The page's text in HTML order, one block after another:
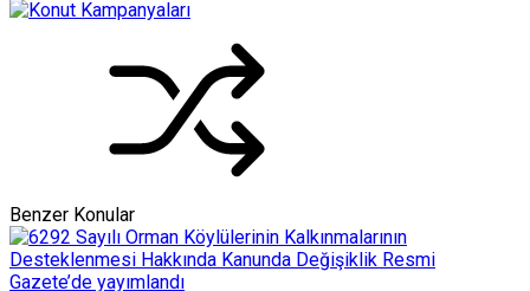
Benzer Konular